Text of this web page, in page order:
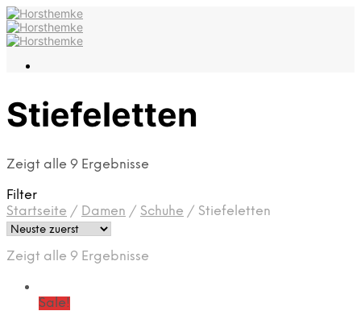
Stiefeletten
Zeigt alle 9 Ergebnisse
Filter
Startseite / Damen / Schuhe / Stiefeletten
Zeigt alle 9 Ergebnisse
Sale!